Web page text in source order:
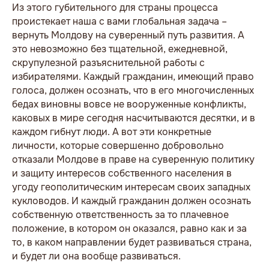
Из этого губительного для страны процесса
проистекает наша с вами глобальная задача –
вернуть Молдову на суверенный путь развития. А
это невозможно без тщательной, ежедневной,
скрупулезной разъяснительной работы с
избирателями. Каждый гражданин, имеющий право
голоса, должен осознать, что в его многочисленных
бедах виновны вовсе не вооруженные конфликты,
каковых в мире сегодня насчитываются десятки, и в
каждом гибнут люди. А вот эти конкретные
личности, которые совершенно добровольно
отказали Молдове в праве на суверенную политику
и защиту интересов собственного населения в
угоду геополитическим интересам своих западных
кукловодов. И каждый гражданин должен осознать
собственную ответственность за то плачевное
положение, в котором он оказался, равно как и за
то, в каком направлении будет развиваться страна,
и будет ли она вообще развиваться.